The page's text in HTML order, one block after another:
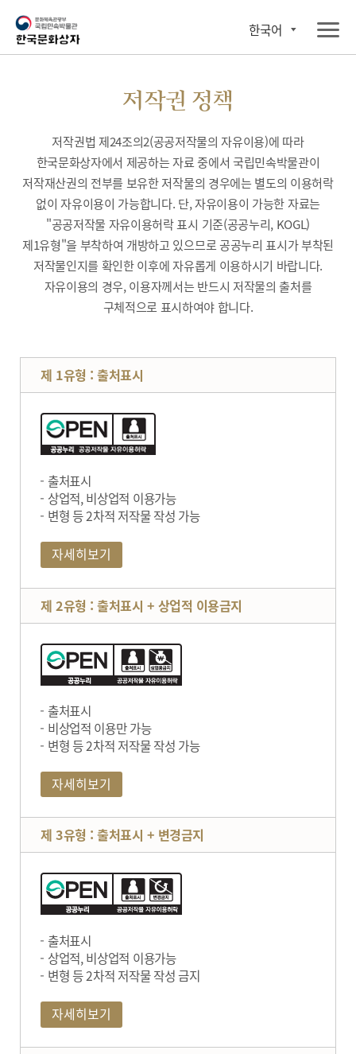
한국어
저작권 정책
저작권법 제24조의2(공공저작물의 자유이용)에 따라
한국문화상자에서 제공하는 자료 중에서 국립민속박물관이
저작재산권의 전부를 보유한 저작물의 경우에는 별도의 이용허락
없이 자유이용이 가능합니다. 단, 자유이용이 가능한 자료는
"공공저작물 자유이용허락 표시 기준(공공누리, KOGL)
제1유형"을 부착하여 개방하고 있으므로 공공누리 표시가 부착된
저작물인지를 확인한 이후에 자유롭게 이용하시기 바랍니다.
자유이용의 경우, 이용자께서는 반드시 저작물의 출처를
구체적으로 표시하여야 합니다.
제 1유형 : 출처표시
출처표시
상업적, 비상업적 이용가능
변형 등 2차적 저작물 작성 가능
자세히보기
제 2유형 : 출처표시 + 상업적 이용금지
출처표시
비상업적 이용만 가능
변형 등 2차적 저작물 작성 가능
자세히보기
제 3유형 : 출처표시 + 변경금지
출처표시
상업적, 비상업적 이용가능
변형 등 2차적 저작물 작성 금지
자세히보기